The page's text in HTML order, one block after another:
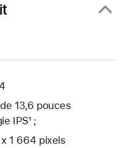
13,6 pouces
IPS¹ ;
1 664 pixels